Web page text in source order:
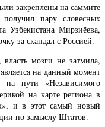
закреплены на саммите
пару словесных
Узбекистана Мирзиёева,
за скандал с Россией.
мозги не затмила,
на данный момент
на пути «Независимого
на карте региона в
и в этот самый новый
по замыслу Штатов.